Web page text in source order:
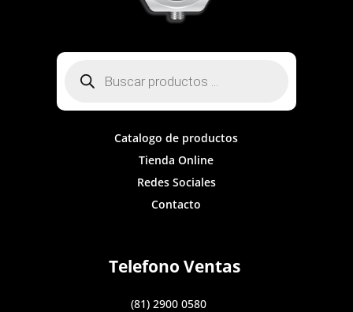
productos
Catalogo de productos
Tienda Online
Redes Sociales
Contacto
Telefono Ventas
(81) 2900 0580